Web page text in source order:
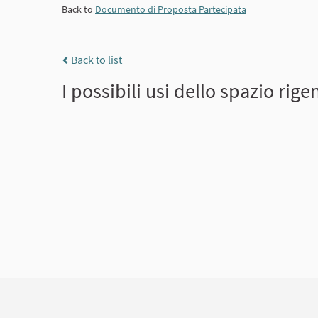
Back to Documento di Proposta Partecipata
Back to list
I possibili usi dello spazio